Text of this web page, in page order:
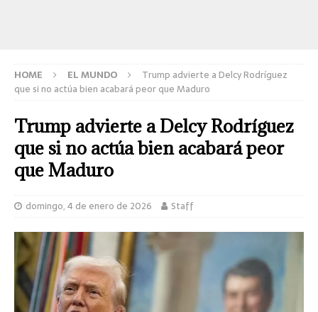
HOME EL MUNDO
Trump advierte a Delcy Rodríguez
que si no actúa bien acabará peor que Maduro
Trump advierte a Delcy Rodríguez
que si no actúa bien acabará peor
que Maduro
domingo, 4 de enero de 2026 Staff